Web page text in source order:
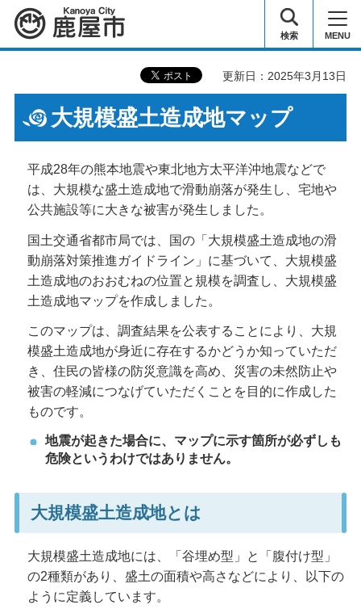
鹿屋市 検索 MENU
更新日：2025年3月13日
大規模盛土造成地マップ
平成28年の熊本地震や東北地方太平洋沖地震などで
は、大規模な盛土造成地で滑動崩落が発生し、宅地や
公共施設等に大きな被害が発生しました。
国土交通省都市局では、国の「大規模盛土造成地の滑
動崩落対策推進ガイドライン」に基づいて、大規模盛
土造成地のおおむねの位置と規模を調査し、大規模盛
土造成地マップを作成しました。
このマップは、調査結果を公表することにより、大規
模盛土造成地が身近に存在するかどうか知っていただ
き、住民の皆様の防災意識を高め、災害の未然防止や
被害の軽減につなげていただくことを目的に作成した
ものです。
地震が起きた場合に、マップに示す箇所が必ずしも
危険というわけではありません。
大規模盛土造成地とは
大規模盛土造成地には、「谷埋め型」と「腹付け型」
の2種類があり、盛土の面積や高さなどにより、以下の
ように定義しています。